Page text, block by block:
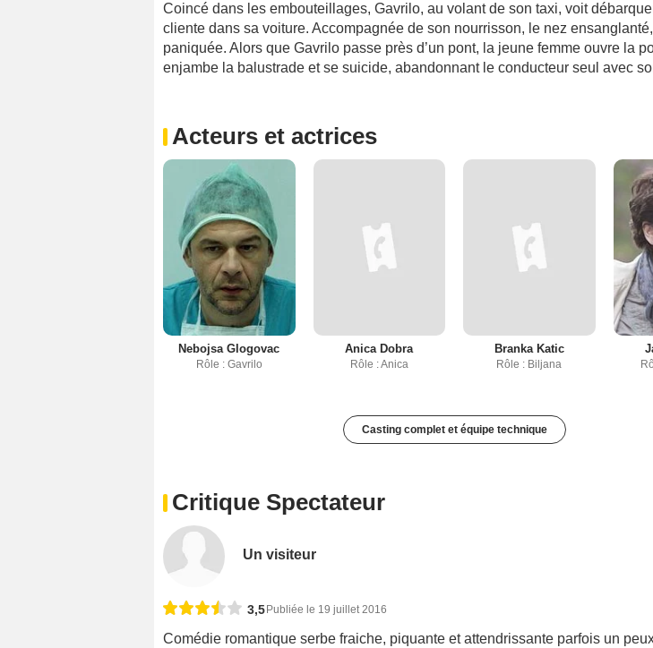
Coincé dans les embouteillages, Gavrilo, au volant de son taxi, voit
cliente dans sa voiture. Accompagnée de son nourrisson, le nez
paniquée. Alors que Gavrilo passe près d’un pont, la jeune femme ouvre la
enjambe la balustrade et se suicide, abandonnant le conducteur seul avec
Acteurs et actrices
Nebojsa Glogovac
Rôle : Gavrilo
Anica Dobra
Rôle : Anica
Branka Katic
Rôle : Biljana
Casting complet et équipe technique
Critique Spectateur
Un visiteur
3,5 Publiée le 19 juillet 2016
Comédie romantique serbe fraiche, piquante et attendrissante parfois un